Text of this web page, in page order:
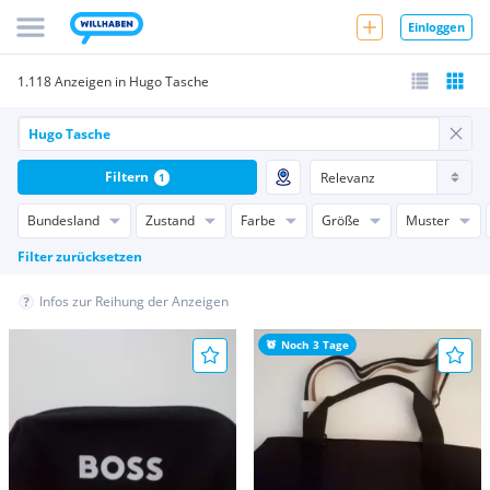
Einloggen
1.118 Anzeigen in Hugo Tasche
Bundesland Zustand Farbe Größe
Muster
Filter zurücksetzen
Filtern 1
Infos zur Reihung der Anzeigen
Noch 3 Tage